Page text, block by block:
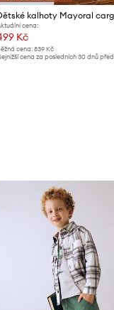
kalhoty Mayoral
cena:
Kč
cena: 839 Kč
cena za posledních 30 dnů